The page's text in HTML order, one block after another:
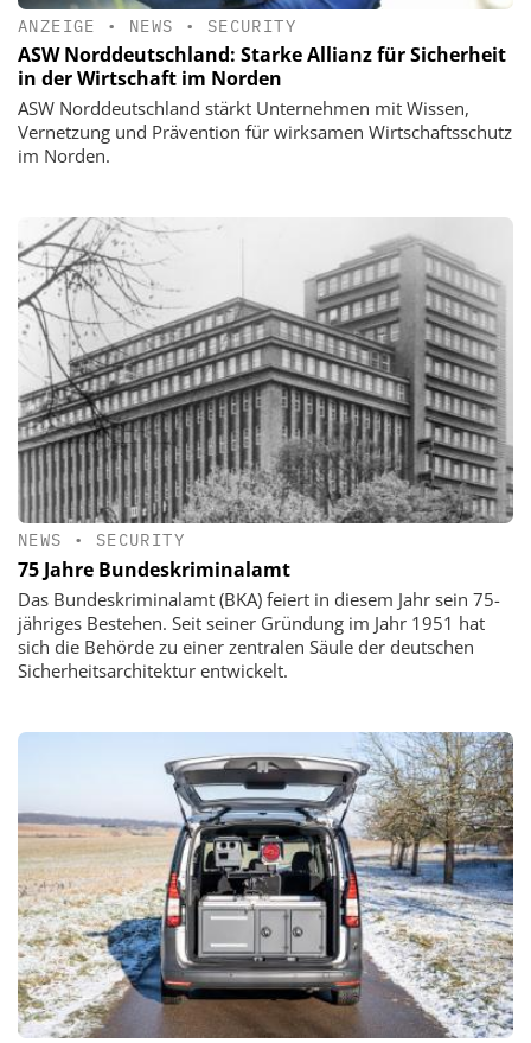
ANZEIGE • NEWS • SECURITY
ASW Norddeutschland: Starke Allianz für Sicherheit
in der Wirtschaft im Norden
ASW Norddeutschland stärkt Unternehmen mit Wissen,
Vernetzung und Prävention für wirksamen Wirtschaftsschutz
im Norden.
NEWS • SECURITY
75 Jahre Bundeskriminalamt
Das Bundeskriminalamt (BKA) feiert in diesem Jahr sein 75-
jähriges Bestehen. Seit seiner Gründung im Jahr 1951 hat
sich die Behörde zu einer zentralen Säule der deutschen
Sicherheitsarchitektur entwickelt.